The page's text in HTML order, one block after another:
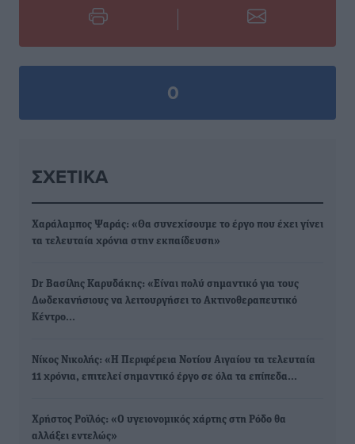
0
ΣΧΕΤΙΚΆ
Χαράλαμπος Ψαράς: «Θα συνεχίσουμε το έργο που έχει γίνει
τα τελευταία χρόνια στην εκπαίδευση»
Dr Βασίλης Καρυδάκης: «Είναι πολύ σημαντικό για τους
Δωδεκανήσιους να λειτουργήσει το Ακτινοθεραπευτικό
Κέντρο…
Νίκος Νικολής: «Η Περιφέρεια Νοτίου Αιγαίου τα τελευταία
11 χρόνια, επιτελεί σημαντικό έργο σε όλα τα επίπεδα…
Χρήστος Ροϊλός: «Ο υγειονομικός χάρτης στη Ρόδο θα
αλλάξει εντελώς»